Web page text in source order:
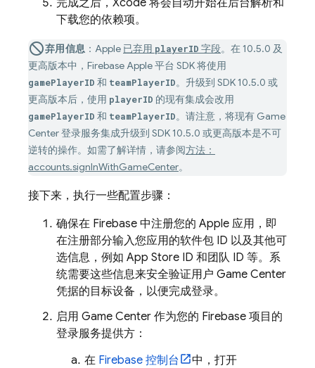
完成之后，Xcode 将会自动开始在后台解析和
下载您的依赖项。
弃用信息 ：Apple 已弃用 playerID 字段。在 10.5.0 及
更高版本中，Firebase Apple 平台 SDK 将使用
gamePlayerID 和 teamPlayerID。升级到 SDK 10.5.0 或
更高版本后，使用 playerID 的现有集成会改用
gamePlayerID 和 teamPlayerID。请注意，将现有 Game
Center 登录服务集成升级到 SDK 10.5.0 或更高版本是不可
逆转的操作。如需了解详情，请参阅方法：
accounts.signInWithGameCenter。
接下来，执行一些配置步骤：
确保在 Firebase 中注册您的 Apple 应用，即
在注册部分输入您应用的软件包 ID 以及其他可
选信息，例如 App Store ID 和团队 ID 等。系
统需要这些信息来安全验证用户 Game Center
凭据的目标设备，以便完成登录。
启用 Game Center 作为您的 Firebase 项目的
登录服务提供方：
在 Firebase 控制台
中，打开